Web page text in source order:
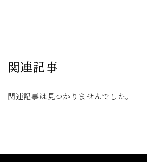
関連記事
関連記事は見つかりませんでした。